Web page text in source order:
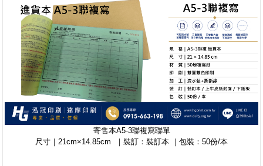
寄售本A5-3聯複寫聯單
尺寸｜21cm×14.85cm ｜裝訂：裝訂本 ｜包裝：50份/本